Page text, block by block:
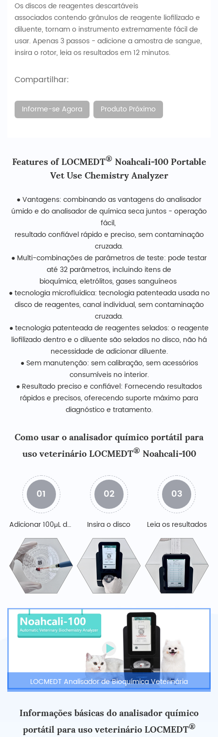
Os discos de reagentes descartáveis
associados contendo grânulos de reagente liofilizado e
diluente, tornam o instrumento extremamente fácil de
usar. Apenas 3 passos - adicione a amostra de sangue,
insira o rotor, leia os resultados em 12 minutos.
Compartilhar:
Informe-se Agora Produto Próximo
Features of LOCMEDT® Noahcali-100 Portable
Vet Use Chemistry Analyzer
● Vantagens: combinando as vantagens do analisador
úmido e do analisador de química seca juntos - operação
fácil,
resultado confiável rápido e preciso, sem contaminação
cruzada.
● Multi-combinações de parâmetros de teste: pode testar
até 32 parâmetros, incluindo itens de
bioquímica, eletrólitos, gases sanguíneos
● tecnologia microfluídica: tecnologia patenteada usada no
disco de reagentes, canal individual, sem contaminação
cruzada.
● tecnologia patenteada de reagentes selados: o reagente
liofilizado dentro e o diluente são selados no disco, não há
necessidade de adicionar diluente.
● Sem manutenção: sem calibração, sem acessórios
consumíveis no interior.
● Resultado preciso e confiável: Fornecendo resultados
rápidos e precisos, oferecendo suporte máximo para
diagnóstico e tratamento.
Como usar o analisador químico portátil para
uso veterinário LOCMEDT® Noahcali-100
01
Adicionar 100μL de Amostra
02
Insira o disco
03
Leia os resultados
LOCMEDT Analisador de Bioquímica Veterinária
Informações básicas do analisador químico
portátil para uso veterinário LOCMEDT®